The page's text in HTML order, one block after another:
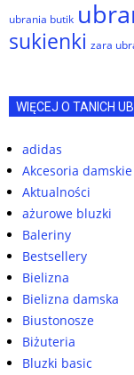
ubrania butik
sukienki zara
WIĘCEJ O TANICH
adidas
Akcesoria damskie
Aktualności
ażurowe bluzki
Baleriny
Bestsellery
Bielizna
Bielizna damska
Biustonosze
Biżuteria
Bluzki basic